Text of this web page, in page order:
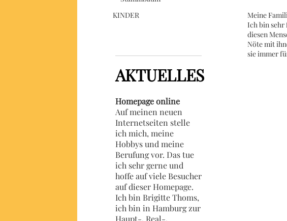
KINDER
AKTUELLES
Homepage online
Auf meinen neuen
Internetseiten stelle
ich mich, meine
Hobbys und meine
Berufung vor. Das tue
ich sehr gerne und
hoffe auf viele Besucher
auf dieser Homepage.
Ich bin Brigitte Thoms,
ich bin in Hamburg zur
Haupt-, Real-,
Meine
Ich bin sehr
diesen
Nöte mit
sie immer